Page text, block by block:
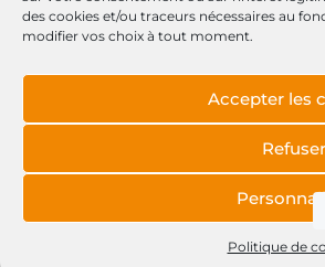
des cookies et/ou traceurs nécessaires au
modifier vos choix à tout moment.
Accepter les
Refuser
Politique de